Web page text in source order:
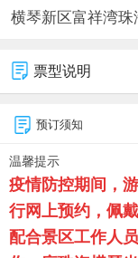
横琴新区富祥湾珠
票型说明
预订须知
温馨提示
疫情防控期间，
行网上预约，佩
配合景区工作人